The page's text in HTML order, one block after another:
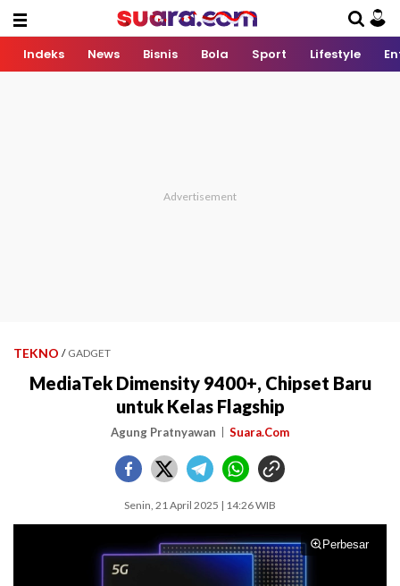
Indeks News Bisnis Bola Sport Lifestyle
TEKNO / GADGET
MediaTek Dimensity 9400+, Chipset Baru
untuk Kelas Flagship
Agung Pratnyawan Suara.Com
Senin, 21 April 2025 | 14:26 WIB
Perbesar